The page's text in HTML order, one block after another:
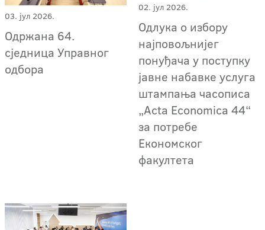
03. јул 2026.
Одржана 64.
сједница Управног
одбора
02. јул 2026.
Одлука о избору
најповољнијег
понуђача у поступку
јавне набавке услуга
штампања часописа
„Acta Economica 44“
за потребе
Економског
факултета